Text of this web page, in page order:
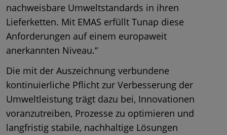
nachweisbare Umweltstandards in ihren
Lieferketten. Mit EMAS erfüllt Tunap diese
Anforderungen auf einem europaweit
anerkannten Niveau.“
Die mit der Auszeichnung verbundene
kontinuierliche Pflicht zur Verbesserung der
Umweltleistung trägt dazu bei, Innovationen
voranzutreiben, Prozesse zu optimieren und
langfristig stabile, nachhaltige Lösungen